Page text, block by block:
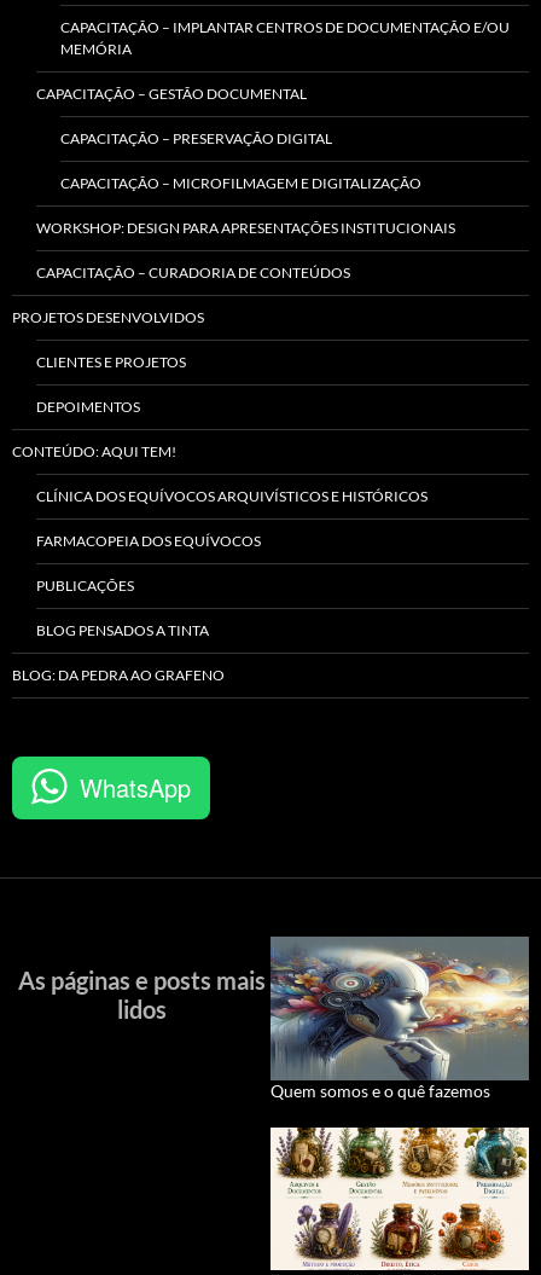
CAPACITAÇÃO – IMPLANTAR CENTROS DE DOCUMENTAÇÃO E/OU
MEMÓRIA
CAPACITAÇÃO – GESTÃO DOCUMENTAL
CAPACITAÇÃO – PRESERVAÇÃO DIGITAL
CAPACITAÇÃO – MICROFILMAGEM E DIGITALIZAÇÃO
WORKSHOP: DESIGN PARA APRESENTAÇÕES INSTITUCIONAIS
CAPACITAÇÃO – CURADORIA DE CONTEÚDOS
PROJETOS DESENVOLVIDOS
CLIENTES E PROJETOS
DEPOIMENTOS
CONTEÚDO: AQUI TEM!
CLÍNICA DOS EQUÍVOCOS ARQUIVÍSTICOS E HISTÓRICOS
FARMACOPEIA DOS EQUÍVOCOS
PUBLICAÇÕES
BLOG PENSADOS A TINTA
BLOG: DA PEDRA AO GRAFENO
WhatsApp
As páginas e posts mais
lidos
Quem somos e o quê fazemos